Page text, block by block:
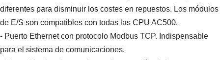
diferentes para disminuir los costes en repuestos. Los módulos
de E/S son compatibles con todas las CPU AC500.
- Puerto Ethernet con protocolo Modbus TCP. Indispensable
para el sistema de comunicaciones.